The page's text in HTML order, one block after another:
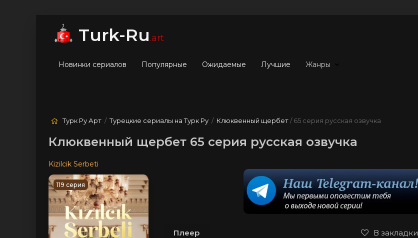
Turk-Ru.art
Новинки сериалов Популярные Ожидаемые Лучшие Жанры
Турк Ру Арт /Турецкие сериалы на Турк Ру / Клюквенный щербет/ 65 серия русская озвучка
Клюквенный щербет 65 серия русская озвучка
Kizilcik Serbeti
119 серия
Плеер В закладки